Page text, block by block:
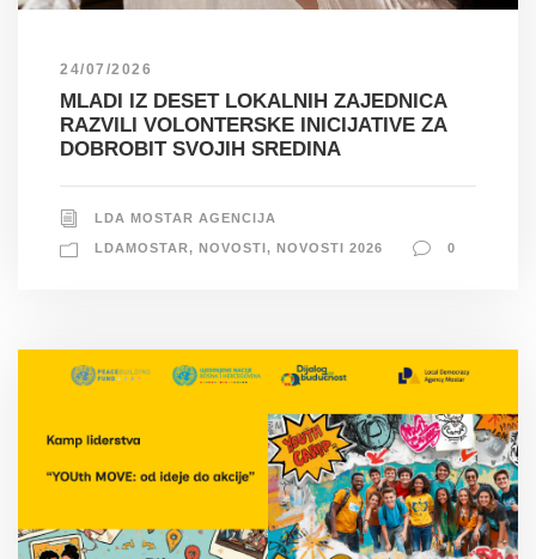
24/07/2026
MLADI IZ DESET LOKALNIH ZAJEDNICA
RAZVILI VOLONTERSKE INICIJATIVE ZA
DOBROBIT SVOJIH SREDINA
LDA MOSTAR AGENCIJA
LDAMOSTAR, NOVOSTI, NOVOSTI 2026 0